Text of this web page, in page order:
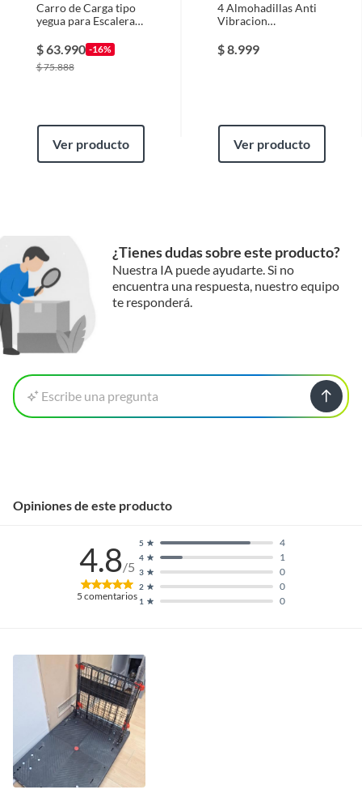
Carro de Carga tipo
yegua para Escaleras
Acero.
$63.990 -16%
$75.888
Ver producto
4 Almohadillas Anti
Vibracion
Pocision Lavadora.
$8.999
Ver producto
¿Tienes dudas sobre este producto?
Nuestra IA puede ayudarte. Si no
encuentra una respuesta, nuestro equipo
te responderá.
Escribe una pregunta
Opiniones de este producto
4.8/5
5 comentarios 1 0
2 0
3 0
4 1
5 4